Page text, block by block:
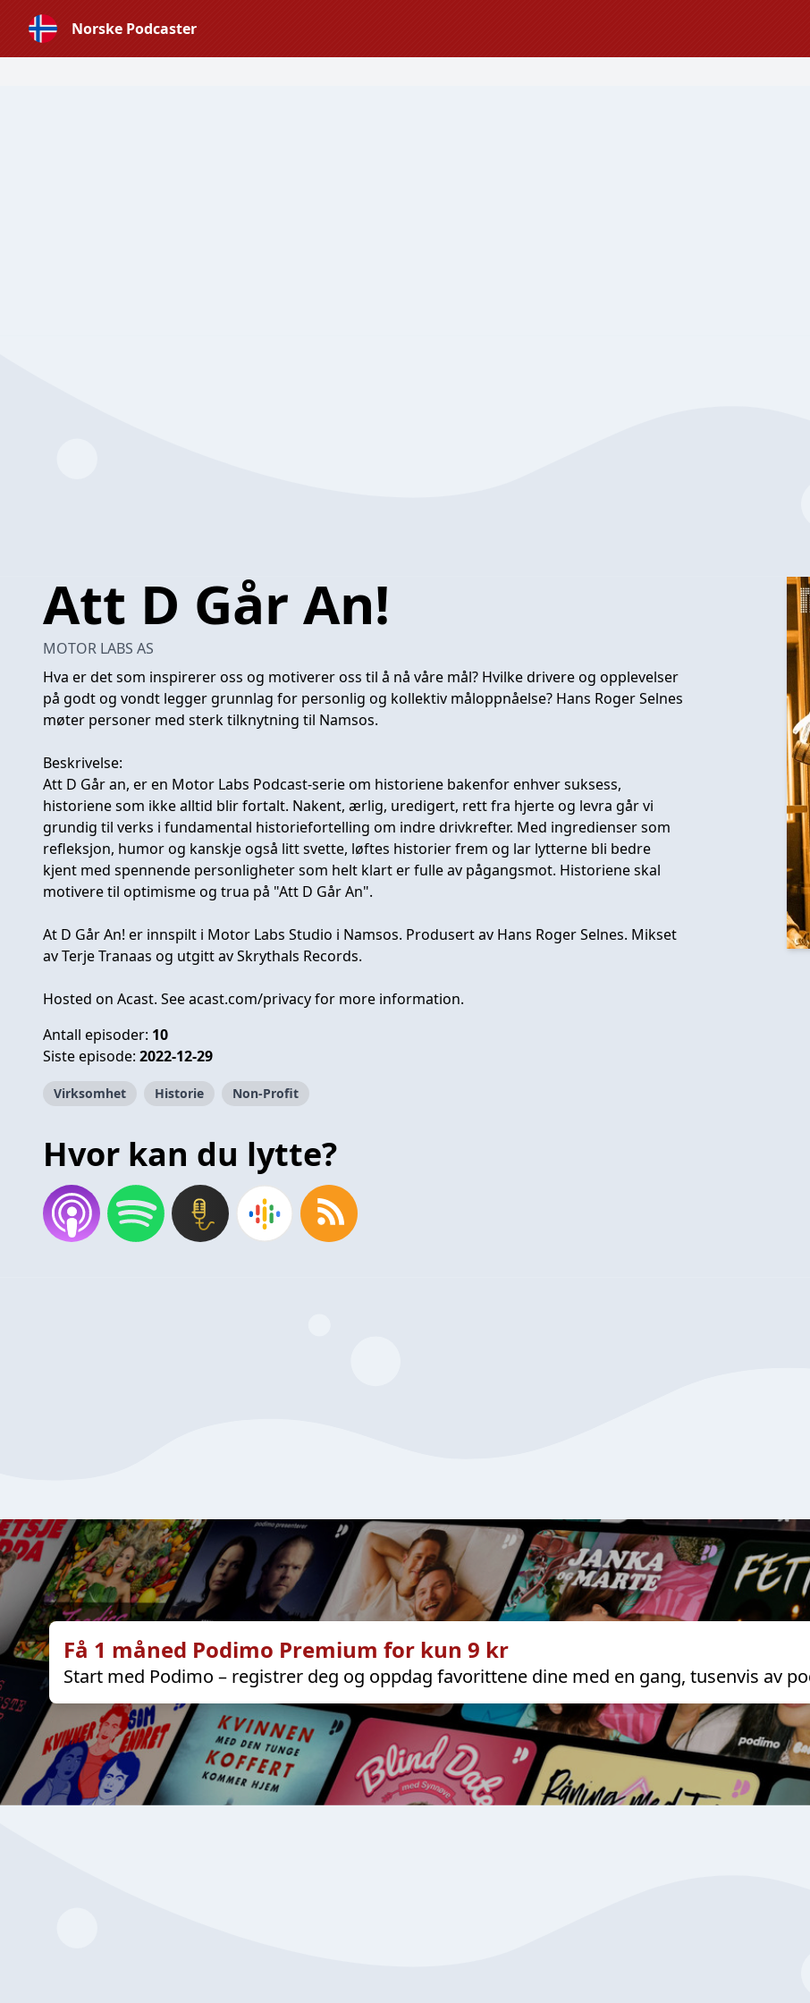
Norske Podcaster
Att D Går An!
MOTOR LABS AS
Hva er det som inspirerer oss og motiverer oss til å nå våre mål? Hvilke drivere og opplevelser
på godt og vondt legger grunnlag for personlig og kollektiv måloppnåelse? Hans Roger Selnes
møter personer med sterk tilknytning til Namsos.
Beskrivelse:
Att D Går an, er en Motor Labs Podcast-serie om historiene bakenfor enhver suksess,
historiene som ikke alltid blir fortalt. Nakent, ærlig, uredigert, rett fra hjerte og levra går vi
grundig til verks i fundamental historiefortelling om indre drivkrefter. Med ingredienser som
refleksjon, humor og kanskje også litt svette, løftes historier frem og lar lytterne bli bedre
kjent med spennende personligheter som helt klart er fulle av pågangsmot. Historiene skal
motivere til optimisme og trua på "Att D Går An".
At D Går An! er innspilt i Motor Labs Studio i Namsos. Produsert av Hans Roger Selnes. Mikset
av Terje Tranaas og utgitt av Skrythals Records.
Hosted on Acast. Seeacast.com/privacyfor more information.
Antall episoder: 10
Siste episode: 2022-12-29
Virksomhet Historie Non-Profit
Hvor kan du lytte?
Få 1 måned Podimo Premium for kun 9 kr
Start med Podimo – registrer deg og oppdag favorittene dine med en gang, tusenvis av